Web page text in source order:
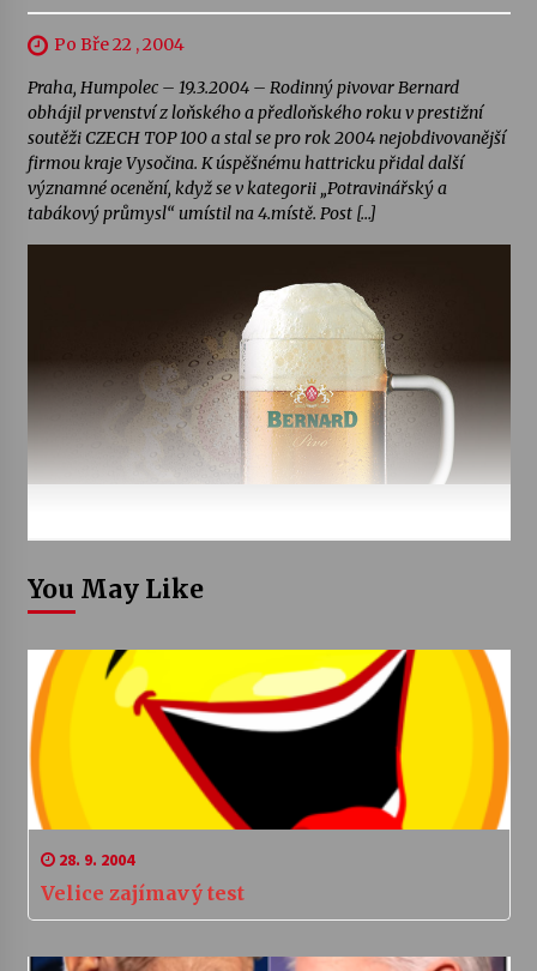
Po Bře 22 , 2004
Praha, Humpolec – 19.3.2004 – Rodinný pivovar Bernard
obhájil prvenství z loňského a předloňského roku v prestižní
soutěži CZECH TOP 100 a stal se pro rok 2004 nejobdivovanější
firmou kraje Vysočina. K úspěšnému hattricku přidal další
významné ocenění, když se v kategorii „Potravinářský a
tabákový průmysl“ umístil na 4.místě. Post […]
You May Like
28. 9. 2004
Velice zajímavý test